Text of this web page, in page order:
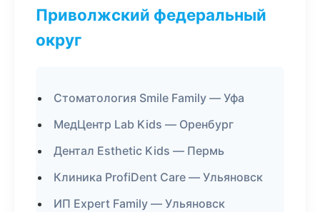
Приволжский федеральный
округ
Стоматология Smile Family — Уфа
МедЦентр Lab Kids — Оренбург
Дентал Esthetic Kids — Пермь
Клиника ProfiDent Care — Ульяновск
ИП Expert Family — Ульяновск